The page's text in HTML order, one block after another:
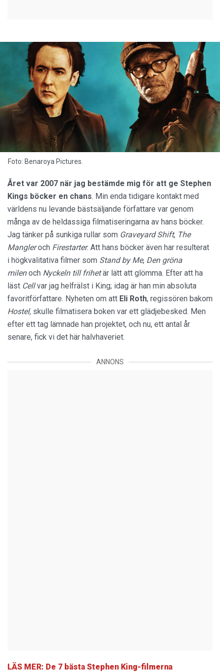
Foto: Benaroya Pictures.
Året var 2007 när jag bestämde mig för att ge Stephen
Kings böcker en chans. Min enda tidigare kontakt med
världens nu levande bästsäljande författare var genom
många av de heldassiga filmatiseringarna av hans böcker.
Jag tänker på sunkiga rullar som Graveyard Shift, The
Mangleroch Firestarter. Att hans böcker även har resulterat
i högkvalitativa filmer som Stand by Me, Den gröna
milenoch Nyckeln till frihetär lätt att glömma. Efter att ha
läst Cellvar jag helfrälst i King; idag är han min absoluta
favoritförfattare. Nyheten om att Eli Roth, regissören bakom
Hostel, skulle filmatisera boken var ett glädjebesked. Men
efter ett tag lämnade han projektet, och nu, ett antal år
senare, fick vi det här halvhaveriet.
ANNONS
LÄS MER: De 7 bästa Stephen King-filmerna